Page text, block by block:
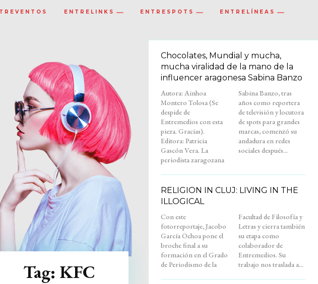
ENTRELINKS ENTRESPOTS ENTRELÍNEAS
Tag: KFC
Chocolates, Mundial y mucha,
mucha viralidad de la mano de la
influencer aragonesa Sabina Banzo
Autora: Ainhoa
Montero Tolosa (Se
despide de
Entremedios con esta
pieza. Gracias).
Editora: Patricia
Gascón Vera. La
periodista zaragozana
Sabina Banzo, tras
años como reportera
de televisión y locutora
de spots para grandes
marcas, comenzó su
andadura en redes
sociales después...
RELIGION IN CLUJ: LIVING IN THE
ILLOGICAL
Con este
fotorreportaje, Jacobo
García Ochoa pone el
broche final a su
formación en el Grado
de Periodismo de la
Facultad de Filosofía y
Letras y cierra también
su etapa como
colaborador de
Entremedios. Su
trabajo nos traslada a...